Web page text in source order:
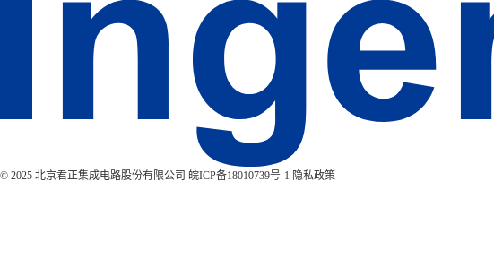
© 2025 北京君正集成电路股份有限公司 皖ICP备18010739号-1 隐私政策